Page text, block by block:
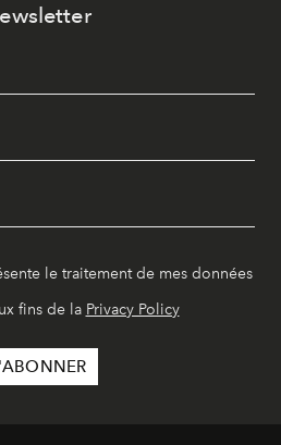
le traitement de mes données
fins de la Privacy Policy